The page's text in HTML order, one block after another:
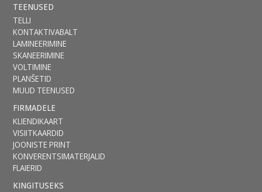
TEENUSED
TELLI
KONTAKTIVABALT
LAMINEERIMINE
SKANEERIMINE
VOLTIMINE
PLANŠETID
MUUD TEENUSED
FIRMADELE
KLIENDIKAART
VISIITKAARDID
JOONISTE PRINT
KONVERENTSIMATERJALID
FLAIERID
KINGITUSEKS